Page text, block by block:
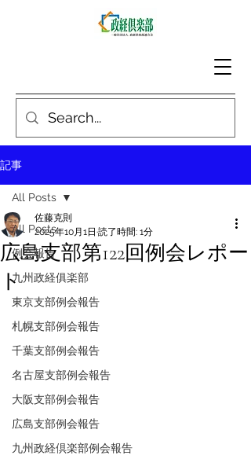
記事
All Posts
例会報告
九州政経俱楽部
東京支部例会報告
札幌支部例会報告
千葉支部例会報告
名古屋支部例会報告
大阪支部例会報告
広島支部例会報告
九州政経倶楽部例会報告
All Posts
広島支部第122回例会レポー
ト
佐藤克則
2025年10月1日 読了時間: 1分